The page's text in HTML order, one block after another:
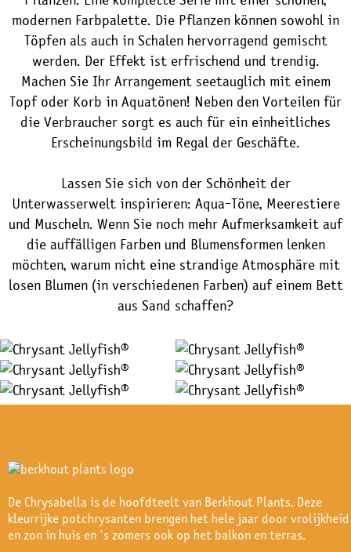
modernen Farbpalette. Die Pflanzen können sowohl in
Töpfen als auch in Schalen hervorragend gemischt
werden. Der Effekt ist erfrischend und trendig.
Machen Sie Ihr Arrangement seetauglich mit einem
Topf oder Korb in Aquatönen! Neben den Vorteilen für
die Verbraucher sorgt es auch für ein einheitliches
Erscheinungsbild im Regal der Geschäfte.
Lassen Sie sich von der Schönheit der
Unterwasserwelt inspirieren: Aqua-Töne, Meerestiere
und Muscheln. Wenn Sie noch mehr Aufmerksamkeit auf
die auffälligen Farben und Blumensformen lenken
möchten, warum nicht eine strandige Atmosphäre mit
losen Blumen (in verschiedenen Farben) auf einem Bett
aus Sand schaffen?
De Chrysabella is de hoofdteelt van Berkhout Plants. Deze
kleurrijke potchrysanten brengen het hele jaar door vrolijkheid
en zon in huis en 's zomers ook op het balkon en terras.